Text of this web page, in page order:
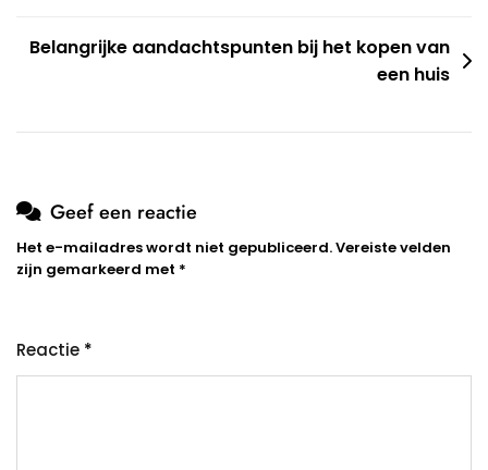
Belangrijke aandachtspunten bij het kopen van
een huis
Geef een reactie
Het e-mailadres wordt niet gepubliceerd.Vereiste velden
zijn gemarkeerd met *
Reactie *